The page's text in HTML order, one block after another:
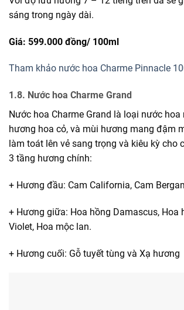
sáng trong ngày dài.
Giá: 599.000 đồng/ 100ml
Tham khảo nước hoa Charme Pinnacle
1.8. Nước hoa Charme Grand
Nước hoa Charme Grand là loại nước
hương hoa cỏ, và mùi hương mang đậm
làm toát lên vẻ sang trọng và kiêu kỳ cho
3 tầng hương chính:
+ Hương đầu: Cam California, Cam
+ Hương giữa: Hoa hồng Damascus, Hoa
Violet, Hoa mộc lan.
+ Hương cuối: Gỗ tuyết tùng và Xạ hương